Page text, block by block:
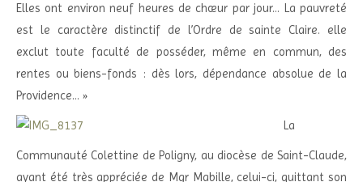
Elles ont environ neuf heures de chœur par jour… La pauvreté
est le caractère distinctif de l’Ordre de sainte Claire. elle
exclut toute faculté de posséder, même en commun, des
rentes ou biens-fonds : dès lors, dépendance absolue de la
Providence… »
La
Communauté Colettine de Poligny, au diocèse de Saint-Claude,
ayant été très appréciée de Mgr Mabille, celui-ci, quittant son